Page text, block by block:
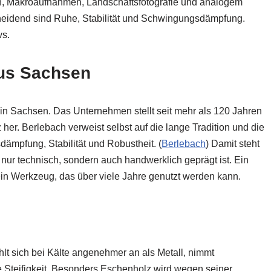
Makroaufnahmen, Landschaftsfotografie und analogem
sind Ruhe, Stabilität und Schwingungsdämpfung.
Sachsen
Sachsen. Das Unternehmen stellt seit mehr als 120 Jahren
Berlebach verweist selbst auf die lange Tradition und die
Stabilität und Robustheit. (Berlebach) Damit steht
technisch, sondern auch handwerklich geprägt ist. Ein
Werkzeug, das über viele Jahre genutzt werden kann.
sich bei Kälte angenehmer an als Metall, nimmt
Besonders Eschenholz wird wegen seiner